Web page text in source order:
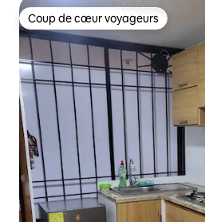
Coup de cœur voyageurs
Coup de cœur voyageurs